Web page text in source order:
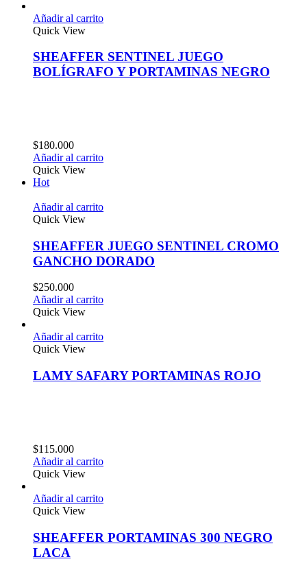
Añadir al carrito
Quick View
SHEAFFER SENTINEL JUEGO
BOLÍGRAFO Y PORTAMINAS NEGRO
$180.000
Añadir al carrito
Quick View
Hot
Añadir al carrito
Quick View
SHEAFFER JUEGO SENTINEL CROMO
GANCHO DORADO
$250.000
Añadir al carrito
Quick View
Añadir al carrito
Quick View
LAMY SAFARY PORTAMINAS ROJO
$115.000
Añadir al carrito
Quick View
Añadir al carrito
Quick View
SHEAFFER PORTAMINAS 300 NEGRO
LACA